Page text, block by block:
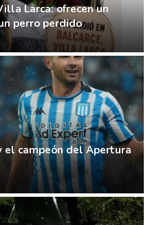
Larca: ofrecen un
perro perdido
el campeón del Apertura